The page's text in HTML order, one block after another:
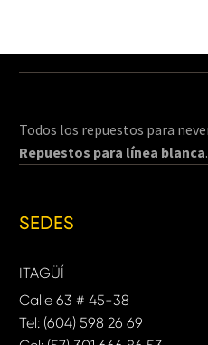
Todos los repuestos para
Repuestos para línea blanca.
SEDES
ITAGÜÍ
Calle 63 # 45-38
Tel: (604) 598 26 69